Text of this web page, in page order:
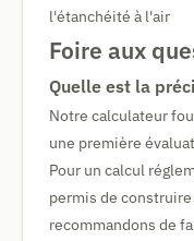
l'étanchéité à l'air
Foire aux
Quelle est la
Notre calculateur
une première
Pour un calcul
permis de
recommandons de